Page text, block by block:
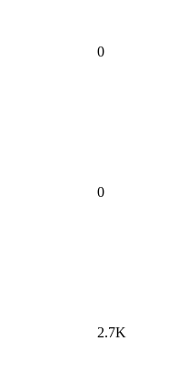
0
0
2.7K